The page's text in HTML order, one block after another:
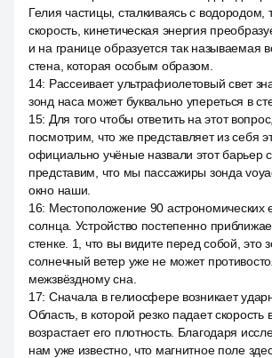
Гелия частицы, сталкиваясь с водородом,
скорость, кинетическая энергия
и на границе образуется так называемая
стена, которая особым образом.
14: Рассеивает ультрафиолетовый свет
зонд наса может буквально упереться в
15: Для того чтобы ответить на этот
посмотрим, что же представляет из себя
официально учёные назвали этот барьер
представим, что мы пассажиры зонда
окно наши.
16: Местоположение 90 астрономических
солнца. Устройство постепенно
стенке. 1, что вы видите перед собой, это
солнечный ветер уже не может
межзвёздному сна.
17: Сначала в гелиосфере возникает
Область, в которой резко падает скорость
возрастает его плотность. Благодаря
нам уже известно, что магнитное поле